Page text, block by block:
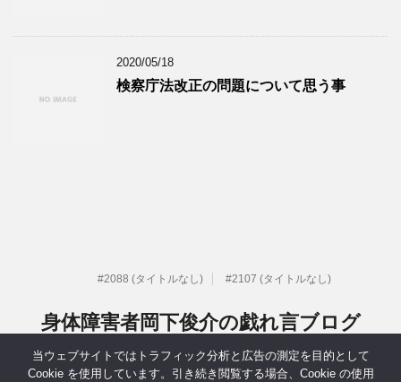
2020/05/18
検察庁法改正の問題について思う事
#2088 (タイトルなし) #2107 (タイトルなし)
身体障害者岡下俊介の戯れ言ブログ
元IT系社長だった身体障害者岡下俊介の戯れ言ブログ
当ウェブサイトではトラフィック分析と広告の測定を目的として
Cookie を使用しています。引き続き閲覧する場合、Cookie の使用